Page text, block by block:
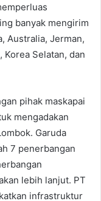
banyak mengirim
Australia, Jerman,
Korea Selatan, dan
pihak maskapai
mengadakan
Garuda
7 penerbangan
lebih lanjut. PT
infrastruktur